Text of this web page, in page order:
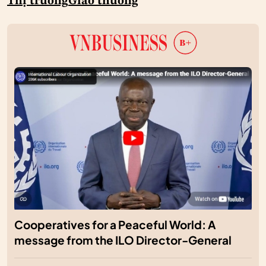
Cooperatives for a Peaceful World: A
message from the ILO Director-General